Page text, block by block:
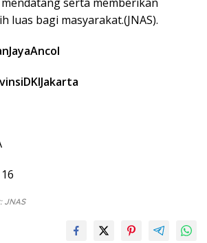
luas bagi masyarakat.(JNAS).
JNAS